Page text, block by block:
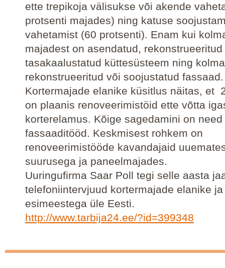
ette trepikoja välisukse või akende
protsenti majades) ning katuse
vahetamist (60 protsenti). Enam kui
majadest on asendatud, rekonstrueeritud
tasakaalustatud küttesüsteem ning
rekonstrueeritud või soojustatud fassaad.
Kortermajade elanike küsitlus näitas, et
on plaanis renoveerimistöid ette võtta
korterelamus. Kõige sagedamini on need
fassaaditööd. Keskmisest rohkem on
renoveerimistööde kavandajaid
suurusega ja paneelmajades.
Uuringufirma Saar Poll tegi selle aasta
telefoniintervjuud kortermajade elanike
esimeestega üle Eesti.
http://www.tarbija24.ee/?id=399348